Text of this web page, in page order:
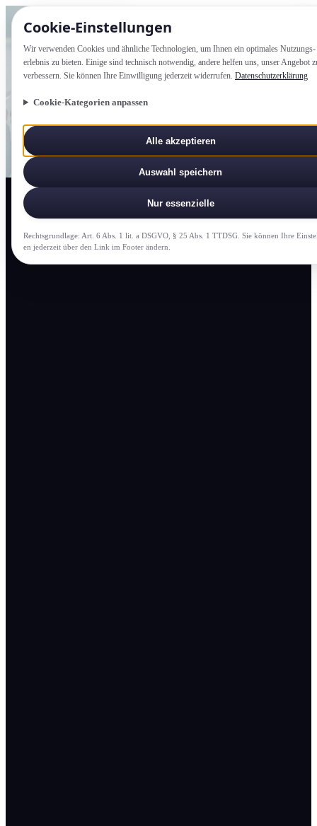
Cookie-Einstellung­en
Wir verwenden Cookies und ähnliche Technologien, um Ihnen ein optimales Nutzungs­
erlebnis zu bieten. Einige sind technisch notwendig, andere helfen uns, unser Angebot
verbessern. Sie können Ihre Einwilligung jederzeit widerrufen. Datenschutzerklärung
Cookie-Kategorien anpassen
Alle akzeptieren
Auswahl speichern
Nur essenzielle
Rechtsgrundlage: Art. 6 Abs. 1 lit. a DSGVO, § 25 Abs. 1 TTDSG. Sie können Ihre
en jederzeit über den Link im Footer ändern.